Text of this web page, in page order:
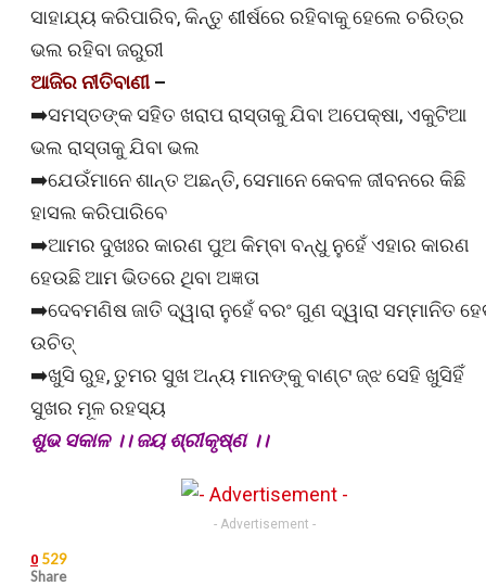
ସାହାଯ୍ୟ କରିପାରିବ, କିନ୍ତୁ ଶୀର୍ଷରେ ରହିବାକୁ ହେଲେ ଚରିତ୍ର
ଭଲ ରହିବା ଜରୁରୀ
ଆଜିର ନୀତିବାଣୀ –
➡️ସମସ୍ତଙ୍କ ସହିତ ଖରାପ ରାସ୍ତାକୁ ଯିବା ଅପେକ୍ଷା, ଏକୁଟିଆ
ଭଲ ରାସ୍ତାକୁ ଯିବା ଭଲ
➡️ଯେଉଁମାନେ ଶାନ୍ତ ଅଛନ୍ତି, ସେମାନେ କେବଳ ଜୀବନରେ କିଛି
ହାସଲ କରିପାରିବେ
➡️ଆମର ଦୁଖଃର କାରଣ ପୁଅ କିମ୍ବା ବନ୍ଧୁ ନୁହେଁ ଏହାର କାରଣ
ହେଉଛି ଆମ ଭିତରେ ଥିବା ଅଜ୍ଞତା
➡️ଦେବମଣିଷ ଜାତି ଦ୍ୱାରା ନୁହେଁ ବରଂ ଗୁଣ ଦ୍ୱାରା ସମ୍ମାନିତ
ଉଚିତ୍
➡️ଖୁସି ରୁହ, ତୁମର ସୁଖ ଅନ୍ୟ ମାନଙ୍କୁ ବାଣ୍ଟ ଜ୍ଝ ସେହି ଖୁସିହିଁ
ସୁଖର ମୂଳ ରହସ୍ୟ
ଶୁଭ ସକାଳ ।। ଜୟ ଶ୍ରୀକୃଷ୍ଣ ।।
- Advertisement -
0 529
Share